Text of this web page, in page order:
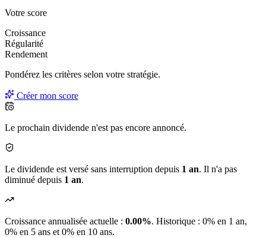
Votre score
Croissance
Régularité
Rendement
Pondérez les critères selon votre stratégie.
Créer mon score
Le prochain dividende n'est pas encore annoncé.
Le dividende est versé sans interruption depuis 1 an. Il n'a pas
diminué depuis 1 an.
Croissance annualisée actuelle : 0.00%. Historique : 0% en 1 an,
0% en 5 ans et 0% en 10 ans.